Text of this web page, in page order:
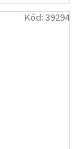
Kód: 39294